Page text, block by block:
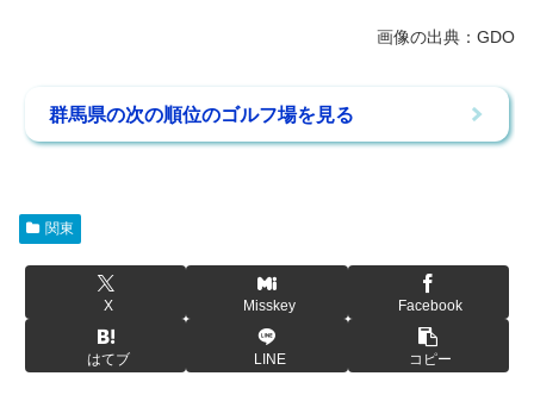
群馬県の次の順位のゴルフ場を見る
関東
X Misskey Facebook
はてブ LINE コピー